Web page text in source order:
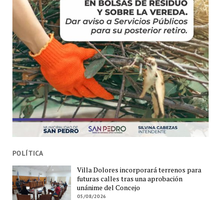
POLÍTICA
Villa Dolores incorporará terrenos para
futuras calles tras una aprobación
unánime del Concejo
05/08/2026